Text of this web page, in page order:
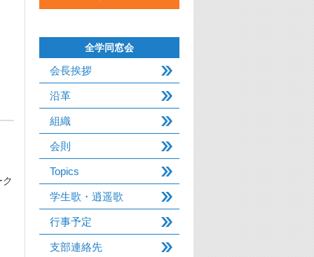
全学同窓会
会長挨拶
沿革
組織
会則
Topics
学生歌・逍遥歌
行事予定
支部連絡先